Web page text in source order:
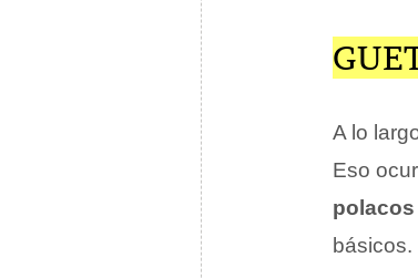
A lo
Eso
polacos
básicos.